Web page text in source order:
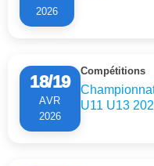
2026
18/19
AVR
2026
Compétitions
U11 U13